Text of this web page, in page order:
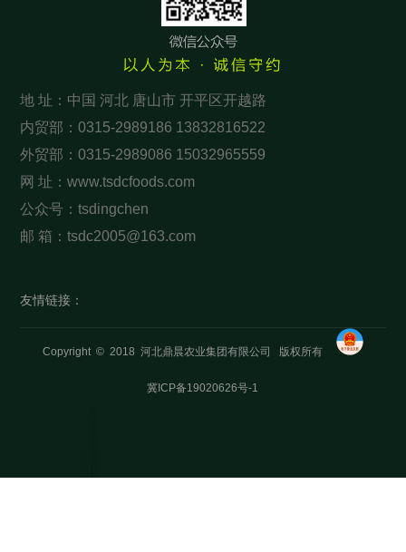
地 址：中国 河北 唐山市 开平区开越路
内贸部：0315-2989186 13832816522
外贸部：0315-2989086 15032965559
网 址：www.tsdcfoods.com
公众号：tsdingchen
邮 箱：tsdc2005@163.com
友情链接：
Copyright © 2018 河北鼎晨农业集团有限公司 版权所有
冀ICP备19020626号-1